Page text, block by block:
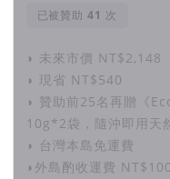
庭護理&個人護理。
質、化學降解與減少農
可高達99％以上，對環境
▲ 花蓮立川漁場蜆殼山
已被贊助 次
◗ 未來市價 NT$2,148
◗ 現省 NT$540
◗ 贊助前25名再贈《
10g*2袋，隨沖即用天
◗ 台灣本島免運費
◗外島酌收運費 NT$100